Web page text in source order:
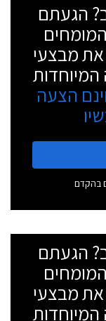
הגעתם
את מבצעי
הצעה
בהקדם
הגעתם
את מבצעי